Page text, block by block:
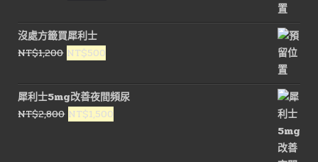
價
格：
NT$1,600。
價
沒處方籤買犀利士
NT$1,200 原
價
格：
NT$1,200。
NT$500
價
格：
NT$500。
犀利士5mg改善夜間頻尿
NT$2,800 原
NT$1,500